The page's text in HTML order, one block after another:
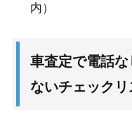
内）
車査定で電話
ないチェックリ